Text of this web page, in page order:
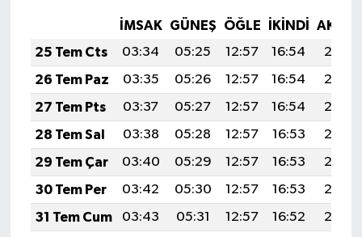
İMSAK GÜNEŞ ÖĞLE İKINDI
25 Tem Cts
03:34 05:25 12:57 16:54
20:18
26 Tem Paz
03:35 05:26 12:57 16:54
20:17
27 Tem Pts
03:37 05:27 12:57 16:54
20:17
28 Tem Sal
03:38 05:28 12:57 16:53
20:16
29 Tem Çar
03:40 05:29 12:57 16:53
20:15
30 Tem Per
03:42 05:30 12:57 16:53
20:13
31 Tem Cum
03:43 05:31 12:57 16:52
20:12